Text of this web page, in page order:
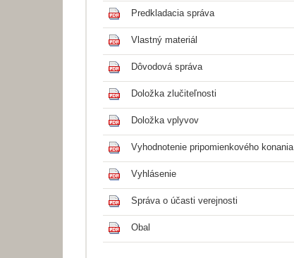
Predkladacia správa
Vlastný materiál
Dôvodová správa
Doložka zlučiteľnosti
Doložka vplyvov
Vyhodnotenie pripomienkového konania
Vyhlásenie
Správa o účasti verejnosti
Obal